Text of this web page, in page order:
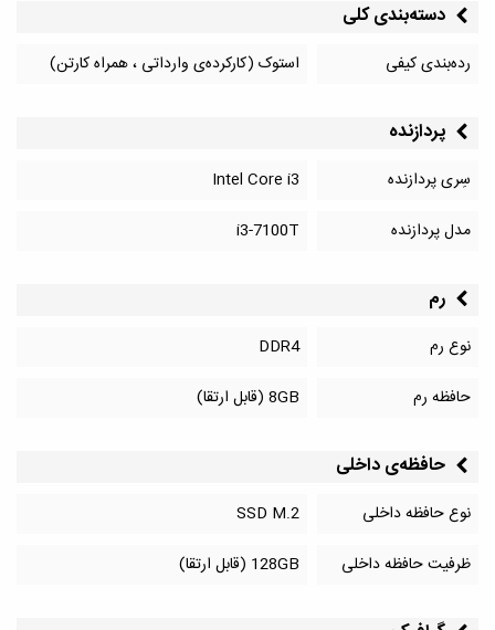
دسته‌بندی کلی
رده‌بندی کیفی استوک (کارکرده‌ی وارداتی ، همراه کارتن)
پردازنده
سِری پردازنده
Intel Core i3
مدل پردازنده
i3-7100T
رم
نوع رم
DDR4
حافظه رم
8GB (قابل ارتقا)
حافظه‌‌ی داخلی
نوع حافظه داخلی
SSD M.2
ظرفیت حافظه داخلی
128GB (قابل ارتقا)